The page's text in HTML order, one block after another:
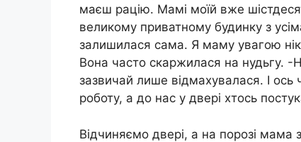
маєш рацію. Мамі моїй вже
великому приватному будинку з
залишилася сама. Я маму увагою
Вона часто скаржилася на нудьгу. -
зазвичай лише відмахувалася. І
роботу, а до нас у двері хтось
Відчиняємо двері, а на порозі мама